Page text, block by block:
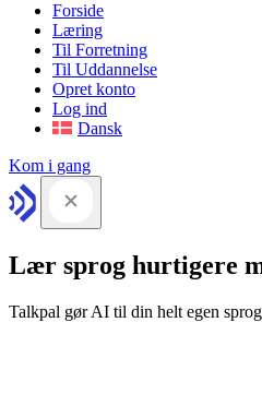
Forside
Læring
Til Forretning
Til Uddannelse
Opret konto
Log ind
Dansk
Kom i gang
Lær sprog hurtigere
Talkpal gør AI til din helt egen